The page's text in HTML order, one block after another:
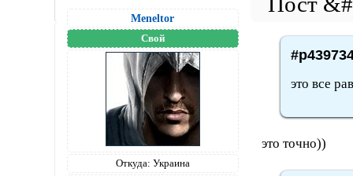
Meneltоr
Свой
Откуда: Украина
это все
это точно))